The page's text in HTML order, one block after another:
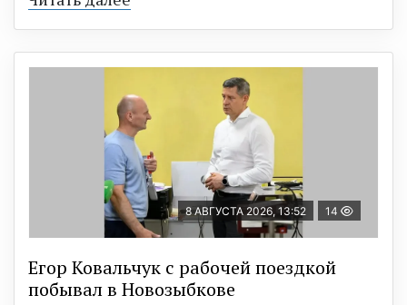
8 АВГУСТА 2026, 13:52 14
Егор Ковальчук с рабочей поездкой
побывал в Новозыбкове